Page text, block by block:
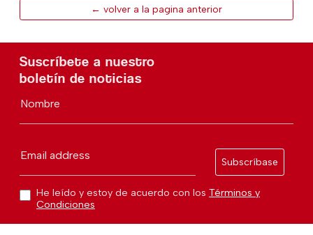
← volver a la pagina anterior
Suscríbete a nuestro
boletín de noticias
Nombre
Email address
Subscríbase
He leído y estoy de acuerdo con los Términos y
Condiciones